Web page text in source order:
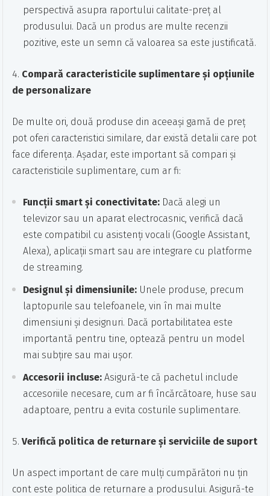
perspectivă asupra raportului calitate-preț al
produsului. Dacă un produs are multe recenzii
pozitive, este un semn că valoarea sa este justificată.
Compară caracteristicile suplimentare și opțiunile
de personalizare
De multe ori, două produse din aceeași gamă de preț
pot oferi caracteristici similare, dar există detalii care pot
face diferența. Așadar, este important să compari și
caracteristicile suplimentare, cum ar fi:
Funcții smart și conectivitate: Dacă alegi un
televizor sau un aparat electrocasnic, verifică dacă
este compatibil cu asistenți vocali (Google Assistant,
Alexa), aplicații smart sau are integrare cu platforme
de streaming.
Designul și dimensiunile: Unele produse, precum
laptopurile sau telefoanele, vin în mai multe
dimensiuni și designuri. Dacă portabilitatea este
importantă pentru tine, optează pentru un model
mai subțire sau mai ușor.
Accesorii incluse: Asigură-te că pachetul include
accesoriile necesare, cum ar fi încărcătoare, huse sau
adaptoare, pentru a evita costurile suplimentare.
Verifică politica de returnare și serviciile de suport
Un aspect important de care mulți cumpărători nu țin
cont este politica de returnare a produsului. Asigură-te